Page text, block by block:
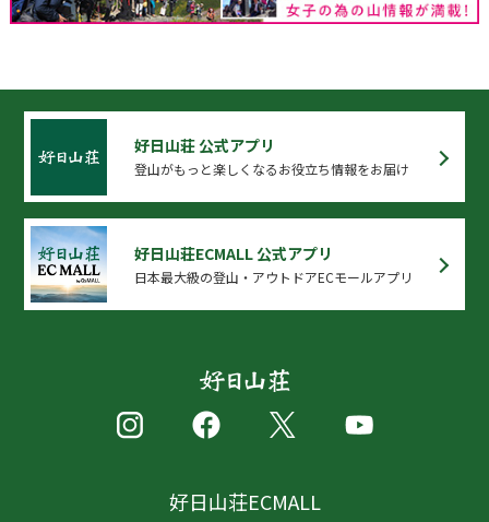
好日山荘 公式アプリ
登山がもっと楽しくなるお役立ち情報をお届け
好日山荘ECMALL 公式アプリ
日本最大級の登山・アウトドアECモールアプリ
好日山荘ECMALL